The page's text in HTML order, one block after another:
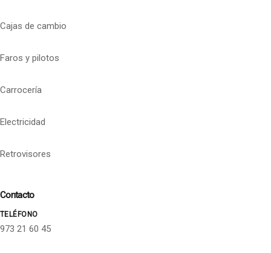
Cajas de cambio
Faros y pilotos
Carrocería
Electricidad
Retrovisores
Contacto
TELÉFONO
973 21 60 45